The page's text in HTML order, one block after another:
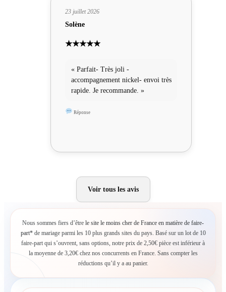
23 juillet 2026
Solène
★★★★★
« Parfait- Très joli -
accompagnement nickel- envoi très
rapide. Je recommande. »
Réponse
Voir tous les avis
Nous sommes fiers d’être le site le moins cher de France en matière de faire-
part*de mariage parmi les 10 plus grands sites du pays. Basé sur un lot de 10
faire-part qui s’ouvrent, sans options, notre prix de 2,50€ pièce est inférieur à
la moyenne de 3,20€ chez nos concurrents en France. Sans compter les
réductions qu’il y a au panier.